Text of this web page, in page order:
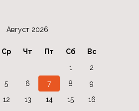
Август 2026
Ср Чт Пт Сб Вс
1
2
5 6 7 8
9
12 13 14 15
16